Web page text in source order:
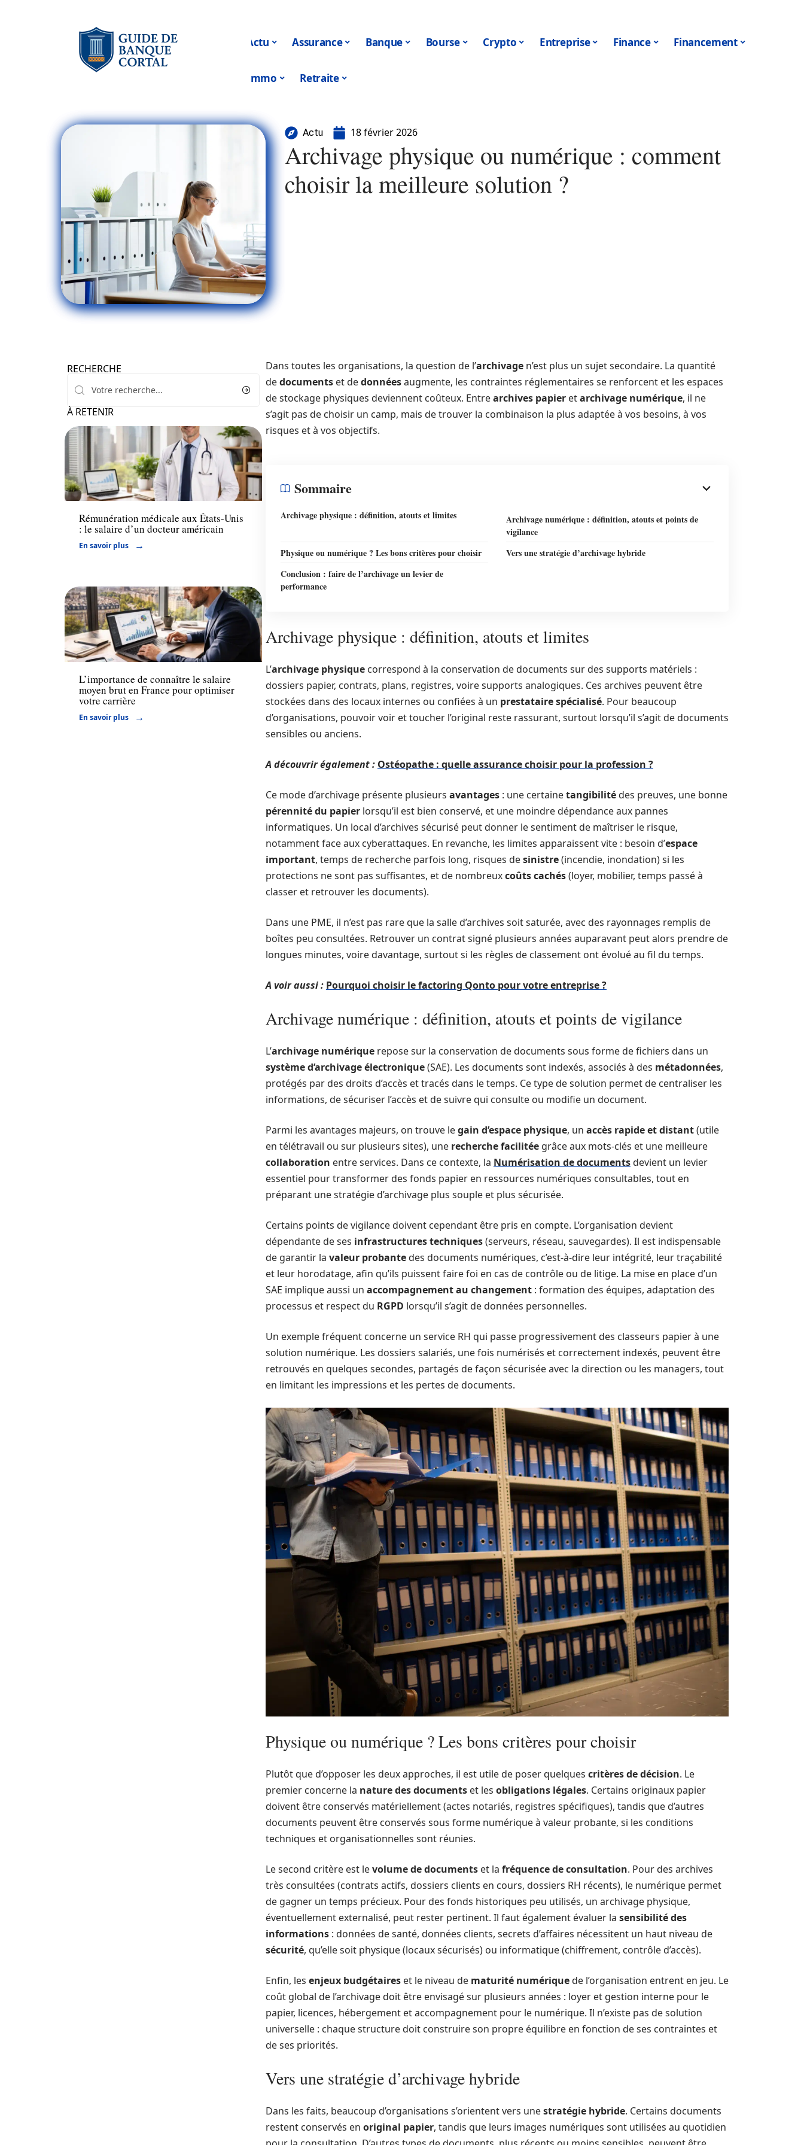
Actu Assurance Banque Bourse Crypto Entreprise Finance Financement
Immo Retraite
Actu 18 février 2026
Archivage physique ou numérique : comment
choisir la meilleure solution ?
RECHERCHE
À RETENIR
Actu
Rémunération médicale aux États-Unis
: le salaire d’un docteur américain
En savoir plus
Actu
L’importance de connaître le salaire
moyen brut en France pour optimiser
votre carrière
En savoir plus
Dans toutes les organisations, la question de l’archivage n’est plus un sujet secondaire. La quantité
dedocuments et dedonnéesaugmente, les contraintes réglementaires se renforcent et les espaces
de stockage physiques deviennent coûteux. Entrearchives papier etarchivage numérique, il ne
s’agit pas de choisir un camp, mais de trouver la combinaison la plus adaptée à vos besoins, à vos
risques et à vos objectifs.
Sommaire
Archivage physique : définition, atouts et limites
Archivage numérique : définition, atouts et points de
vigilance
Physique ou numérique ? Les bons critères pour choisir
Vers une stratégie d’archivage hybride
Conclusion : faire de l’archivage un levier de
performance
Archivage physique : définition, atouts et limites
L’archivage physique correspond à la conservation de documents sur des supports matériels :
dossiers papier, contrats, plans, registres, voire supports analogiques. Ces archives peuvent être
stockées dans des locaux internes ou confiées à un prestataire spécialisé. Pour beaucoup
d’organisations, pouvoir voir et toucher l’original reste rassurant, surtout lorsqu’il s’agit de documents
sensibles ou anciens.
A découvrir également : Ostéopathe : quelle assurance choisir pour la profession ?
Ce mode d’archivage présente plusieurs avantages : une certainetangibilitédes preuves, une bonne
pérennité du papier lorsqu’il est bien conservé, et une moindre dépendance aux pannes
informatiques. Un local d’archives sécurisé peut donner le sentiment de maîtriser le risque,
notamment face aux cyberattaques. En revanche, les limites apparaissent vite : besoin d’espace
important, temps de recherche parfois long, risques desinistre(incendie, inondation) si les
protections ne sont pas suffisantes, et de nombreuxcoûts cachés(loyer, mobilier, temps passé à
classer et retrouver les documents).
Dans une PME, il n’est pas rare que la salle d’archives soit saturée, avec des rayonnages remplis de
boîtes peu consultées. Retrouver un contrat signé plusieurs années auparavant peut alors prendre de
longues minutes, voire davantage, surtout si les règles de classement ont évolué au fil du temps.
A voir aussi : Pourquoi choisir le factoring Qonto pour votre entreprise ?
Archivage numérique : définition, atouts et points de vigilance
L’archivage numérique repose sur la conservation de documents sous forme de fichiers dans un
système d’archivage électronique(SAE). Les documents sont indexés, associés à des métadonnées,
protégés par des droits d’accès et tracés dans le temps. Ce type de solution permet de centraliser les
informations, de sécuriser l’accès et de suivre qui consulte ou modifie un document.
Parmi les avantages majeurs, on trouve legain d’espace physique, un accès rapide et distant(utile
en télétravail ou sur plusieurs sites), une recherche facilitée grâce aux mots-clés et une meilleure
collaboration entre services. Dans ce contexte, la Numérisation de documentsdevient un levier
essentiel pour transformer des fonds papier en ressources numériques consultables, tout en
préparant une stratégie d’archivage plus souple et plus sécurisée.
Certains points de vigilance doivent cependant être pris en compte. L’organisation devient
dépendante de ses infrastructures techniques(serveurs, réseau, sauvegardes). Il est indispensable
de garantir la valeur probantedes documents numériques, c’est-à-dire leur intégrité, leur traçabilité
et leur horodatage, afin qu’ils puissent faire foi en cas de contrôle ou de litige. La mise en place d’un
SAE implique aussi un accompagnement au changement : formation des équipes, adaptation des
processus et respect du RGPD lorsqu’il s’agit de données personnelles.
Un exemple fréquent concerne un service RH qui passe progressivement des classeurs papier à une
solution numérique. Les dossiers salariés, une fois numérisés et correctement indexés, peuvent être
retrouvés en quelques secondes, partagés de façon sécurisée avec la direction ou les managers, tout
en limitant les impressions et les pertes de documents.
Physique ou numérique ? Les bons critères pour choisir
Plutôt que d’opposer les deux approches, il est utile de poser quelques critères de décision. Le
premier concerne la nature des documents et les obligations légales. Certains originaux papier
doivent être conservés matériellement (actes notariés, registres spécifiques), tandis que d’autres
documents peuvent être conservés sous forme numérique à valeur probante, si les conditions
techniques et organisationnelles sont réunies.
Le second critère est levolume de documents et la fréquence de consultation. Pour des archives
très consultées (contrats actifs, dossiers clients en cours, dossiers RH récents), le numérique permet
de gagner un temps précieux. Pour des fonds historiques peu utilisés, un archivage physique,
éventuellement externalisé, peut rester pertinent. Il faut également évaluer la sensibilité des
informations : données de santé, données clients, secrets d’affaires nécessitent un haut niveau de
sécurité, qu’elle soit physique (locaux sécurisés) ou informatique (chiffrement, contrôle d’accès).
Enfin, les enjeux budgétaires et le niveau de maturité numériquede l’organisation entrent en jeu. Le
coût global de l’archivage doit être envisagé sur plusieurs années : loyer et gestion interne pour le
papier, licences, hébergement et accompagnement pour le numérique. Il n’existe pas de solution
universelle : chaque structure doit construire son propre équilibre en fonction de ses contraintes et
de ses priorités.
Vers une stratégie d’archivage hybride
Dans les faits, beaucoup d’organisations s’orientent vers unestratégie hybride. Certains documents
restent conservés en original papier, tandis que leurs images numériques sont utilisées au quotidien